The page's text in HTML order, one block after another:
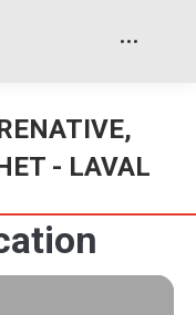
- LAVAL